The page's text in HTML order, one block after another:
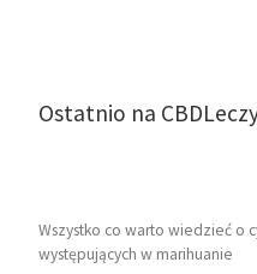
Ostatnio na
Wszystko co warto wiedzieć o
występujących w marihuanie